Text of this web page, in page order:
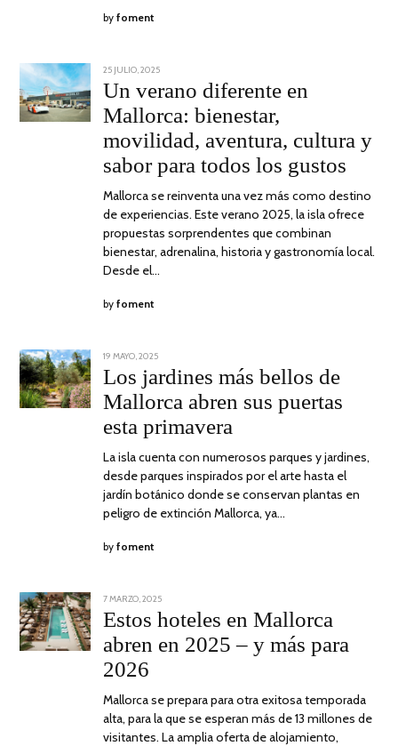
byfoment
POSTED
ON
25 JULIO, 2025
2025
Un verano diferente en
Mallorca: bienestar,
movilidad, aventura, cultura y
sabor para todos los gustos
Mallorca se reinventa una vez más como destino
de experiencias. Este verano 2025, la isla ofrece
propuestas sorprendentes que combinan
bienestar, adrenalina, historia y gastronomía local.
Desde el…
byfoment
POSTED
ON
19 MAYO, 2025
MAYO,
2025
Los jardines más bellos de
Mallorca abren sus puertas
esta primavera
La isla cuenta con numerosos parques y jardines,
desde parques inspirados por el arte hasta el
jardín botánico donde se conservan plantas en
peligro de extinción Mallorca, ya…
byfoment
POSTED
ON
7 MARZO, 2025
2025
Estos hoteles en Mallorca
abren en 2025 – y más para
2026
Mallorca se prepara para otra exitosa temporada
alta, para la que se esperan más de 13 millones de
visitantes. La amplia oferta de alojamiento,